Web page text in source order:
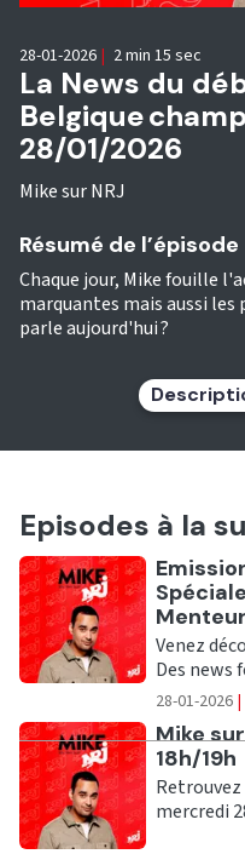
La News du
Belgique
28/01/2026
Mike sur NRJ
28-01-2026 | 2 min 15 sec
Résumé de l’épisode
Chaque jour, Mike fouille
marquantes mais aussi les
parle aujourd'hui ?
Episodes à la
Ecouter
Venez
Des news
28-01-2026 |
Ecouter
Mike
18h/19h
Retrouvez
mercredi